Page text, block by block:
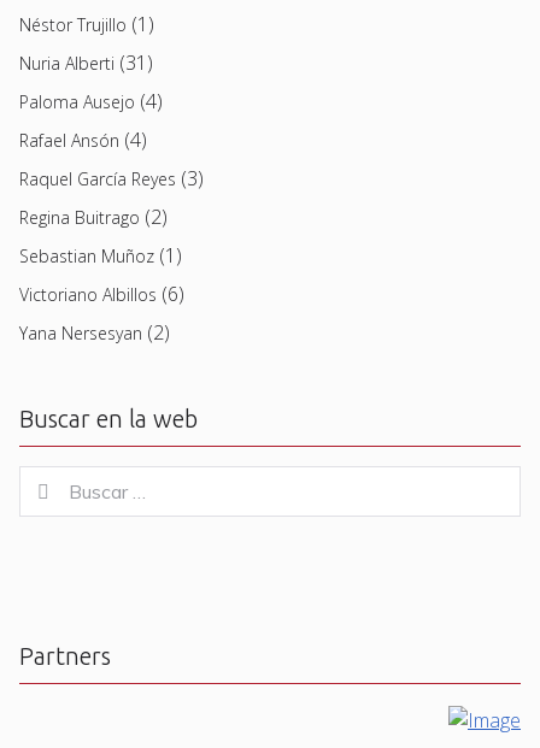
Néstor Trujillo (1)
Nuria Alberti (31)
Paloma Ausejo (4)
Rafael Ansón (4)
Raquel García Reyes (3)
Regina Buitrago (2)
Sebastian Muñoz (1)
Victoriano Albillos (6)
Yana Nersesyan (2)
Buscar en la web
for:
Buscar
Partners